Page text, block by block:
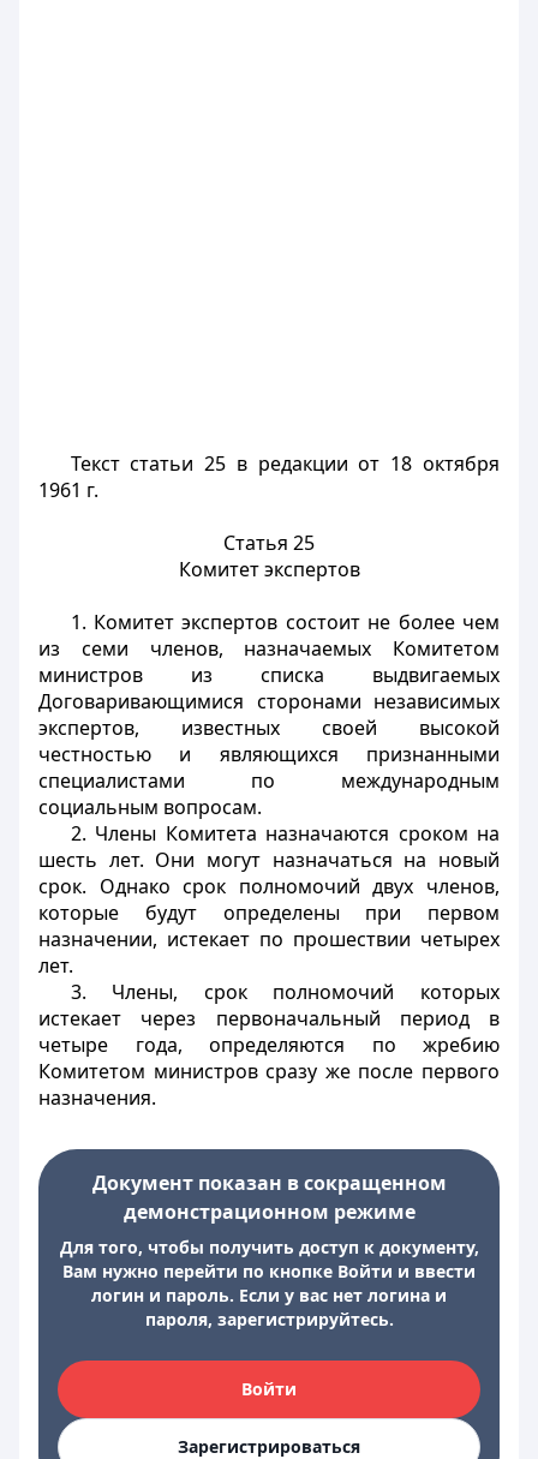
Текст статьи 25 в редакции от 18 октября
1961 г.
Статья 25
Комитет экспертов
1. Комитет экспертов состоит не более чем
из семи членов, назначаемых Комитетом
министров из списка выдвигаемых
Договаривающимися сторонами независимых
экспертов, известных своей высокой
честностью и являющихся признанными
специалистами по международным
социальным вопросам.
2. Члены Комитета назначаются сроком на
шесть лет. Они могут назначаться на новый
срок. Однако срок полномочий двух членов,
которые будут определены при первом
назначении, истекает по прошествии четырех
лет.
3. Члены, срок полномочий которых
истекает через первоначальный период в
четыре года, определяются по жребию
Комитетом министров сразу же после первого
назначения.
Документ показан в сокращенном
демонстрационном режиме
Для того, чтобы получить доступ к документу,
Вам нужно перейти по кнопке Войти и ввести
логин и пароль. Если у вас нет логина и
пароля, зарегистрируйтесь.
Войти
Зарегистрироваться